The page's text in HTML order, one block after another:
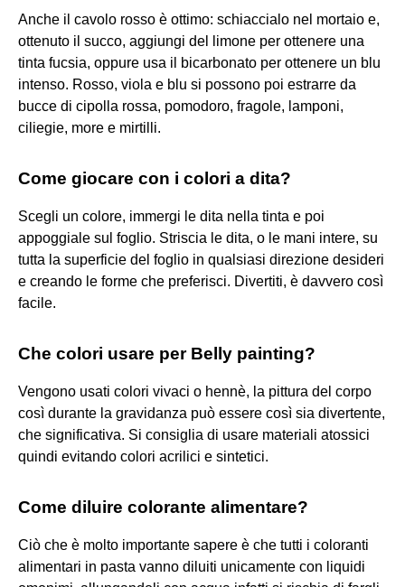
Anche il cavolo rosso è ottimo: schiaccialo nel mortaio e,
ottenuto il succo, aggiungi del limone per ottenere una
tinta fucsia, oppure usa il bicarbonato per ottenere un blu
intenso. Rosso, viola e blu si possono poi estrarre da
bucce di cipolla rossa, pomodoro, fragole, lamponi,
ciliegie, more e mirtilli.
Come giocare con i colori a dita?
Scegli un colore, immergi le dita nella tinta e poi
appoggiale sul foglio. Striscia le dita, o le mani intere, su
tutta la superficie del foglio in qualsiasi direzione desideri
e creando le forme che preferisci. Divertiti, è davvero così
facile.
Che colori usare per Belly painting?
Vengono usati colori vivaci o hennè, la pittura del corpo
così durante la gravidanza può essere così sia divertente,
che significativa. Si consiglia di usare materiali atossici
quindi evitando colori acrilici e sintetici.
Come diluire colorante alimentare?
Ciò che è molto importante sapere è che tutti i coloranti
alimentari in pasta vanno diluiti unicamente con liquidi